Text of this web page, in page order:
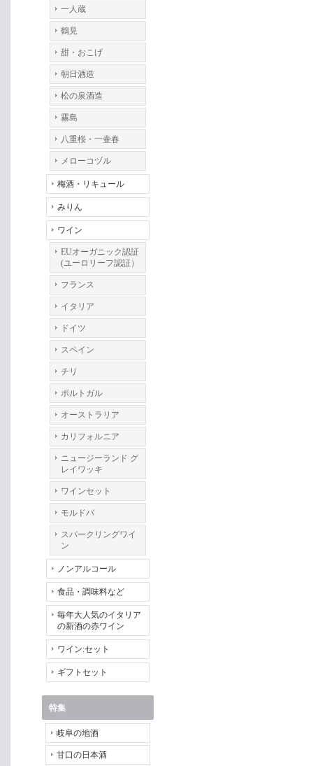
一人蔵
鶴見
甜・おこげ
朝日酒造
松の泉酒造
霧島
八重桜・一壷春
メローコヅル
梅酒・リキュール
みりん
ワイン
EUオーガニック認証
(ユーロリーフ認証）
フランス
イタリア
ドイツ
スペイン
チリ
ポルトガル
オーストラリア
カリフォルニア
ニュージーランド グ
レイワッキ
ワインセット
モルドバ
スパークリングワイ
ン
ノンアルコール
食品・調味料など
毎年大人気のイタリア
の新酒の赤ワイン
ワイン:セット
ギフトセット
特集
岐阜の地酒
甘口の日本酒